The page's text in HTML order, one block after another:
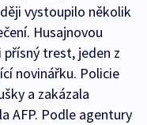
vystoupilo několik
Husajnovou
trest, jeden z
novinářku. Policie
a zakázala
AFP. Podle agentury